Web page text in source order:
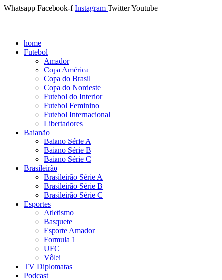
Whatsapp Facebook-f Instagram TwitterYoutube
home
Futebol
Amador
Copa América
Copa do Brasil
Copa do Nordeste
Futebol do Interior
Futebol Feminino
Futebol Internacional
Libertadores
Baianão
Baiano Série A
Baiano Série B
Baiano Série C
Brasileirão
Brasileirão Série A
Brasileirão Série B
Brasileirão Série C
Esportes
Atletismo
Basquete
Esporte Amador
Formula 1
UFC
Vôlei
TV Diplomatas
Podcast